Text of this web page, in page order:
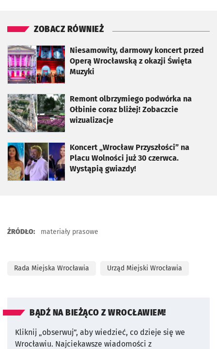
ZOBACZ RÓWNIEŻ
Niesamowity, darmowy koncert przed
Operą Wrocławską z okazji Święta
Muzyki
otworzy się w nowej karcie
Remont olbrzymiego podwórka na
Ołbinie coraz bliżej! Zobaczcie
wizualizacje
otworzy się w nowej karcie
Koncert „Wrocław Przyszłości” na
Placu Wolności już 30 czerwca.
Wystąpią gwiazdy!
otworzy się w nowej karcie
ŹRÓDŁO: materiały prasowe
Rada Miejska Wrocławia Urząd Miejski Wrocławia
BĄDŹ NA BIEŻĄCO Z WROCŁAWIEM!
Kliknij „obserwuj”, aby wiedzieć, co dzieje się we
Wrocławiu. Najciekawsze wiadomości z